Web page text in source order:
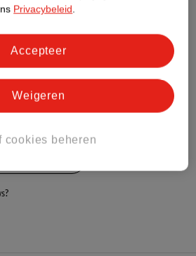
Score.
Privacybeleid.
cookies beheren
Weigeren
Accepteer